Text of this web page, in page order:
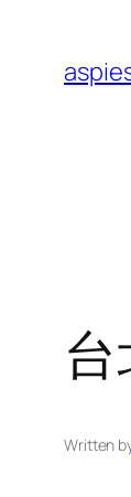
content
Written